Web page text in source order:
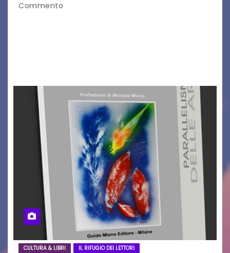
Commento
CULTURA & LIBRI IL RIFUGIO DEI LETTORI